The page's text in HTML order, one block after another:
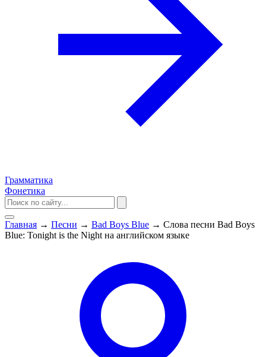
Грамматика
Фонетика
Главная → Песни → Bad Boys Blue → Слова песни Bad Boys
Blue: Tonight is the Night на английском языке